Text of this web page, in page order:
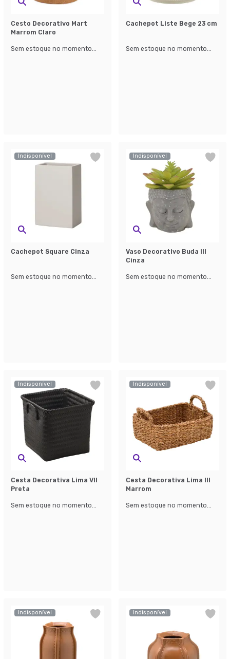
Cesto Decorativo Mart
Marrom Claro
Sem estoque no momento...
Cachepot Liste Bege 23 cm
Sem estoque no momento...
Indisponível
Cachepot Square Cinza
Sem estoque no momento...
Indisponível
Vaso Decorativo Buda III
Cinza
Sem estoque no momento...
Indisponível
Cesta Decorativa Lima VII
Preta
Sem estoque no momento...
Indisponível
Cesta Decorativa Lima III
Marrom
Sem estoque no momento...
Indisponível Indisponível